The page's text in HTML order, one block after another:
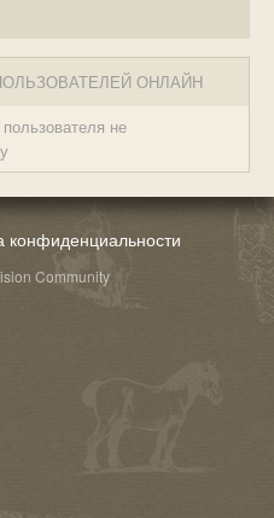
ОНЛАЙН
не
конфиденциальности
Community